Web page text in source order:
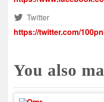
Twitter
https://twitter.com/
You also